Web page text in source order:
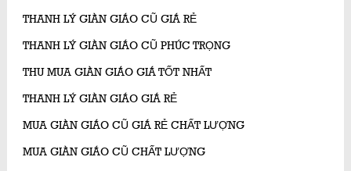
THANH LÝ GIÀN GIÁO CŨ GIÁ RẺ
THANH LÝ GIÀN GIÁO CŨ PHÚC TRỌNG
THU MUA GIÀN GIÁO GIÁ TỐT NHẤT
THANH LÝ GIÀN GIÁO GIÁ RẺ
MUA GIÀN GIÁO CŨ GIÁ RẺ CHẤT LƯỢNG
MUA GIÀN GIÁO CŨ CHẤT LƯỢNG